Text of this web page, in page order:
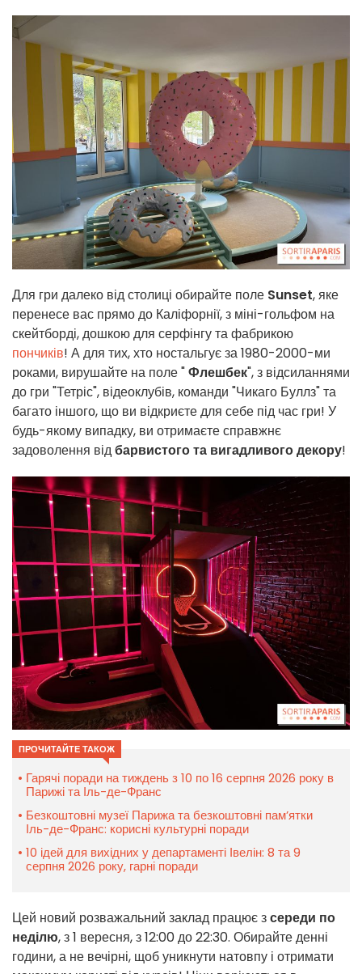
Для гри далеко від столиці обирайте поле Sunset, яке
перенесе вас прямо до Каліфорнії, з міні-гольфом на
скейтборді, дошкою для серфінгу та фабрикою
пончиків! А для тих, хто ностальгує за 1980-2000-ми
роками, вирушайте на поле "Флешбек", з відсиланнями
до гри "Тетріс", відеоклубів, команди "Чикаго Буллз" та
багато іншого, що ви відкриєте для себе під час гри! У
будь-якому випадку, ви отримаєте справжнє
задоволення відбарвистого та вигадливого декору!
ПРОЧИТАЙТЕ ТАКОЖ
Гарячі поради на тиждень з 10 по 16 серпня 2026 року в
Парижі та Іль-де-Франс
Безкоштовні музеї Парижа та безкоштовні пам’ятки
Іль-де-Франс: корисні культурні поради
10 ідей для вихідних у департаменті Івелін: 8 та 9
серпня 2026 року, гарні поради
Цей новий розважальний заклад працює зсереди по
неділю, з 1 вересня, з 12:00 до 22:30. Обирайте денні
години, а не вечірні, щоб уникнути натовпу і отримати